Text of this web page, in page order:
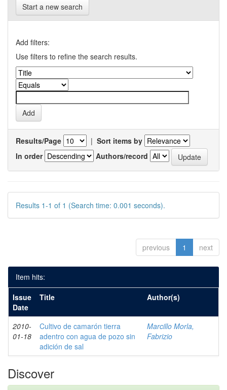
Start a new search
Add filters:
Use filters to refine the search results.
Results/Page | Sort items by
In order
Authors/record
Results 1-1 of 1 (Search time: 0.001 seconds).
previous 1 next
Item hits:
Issue
Date
Title Author(s)
2010-
01-18
Cultivo de camarón tierra
adentro con agua de pozo sin
adición de sal
Marcillo Morla,
Fabrizio
Discover